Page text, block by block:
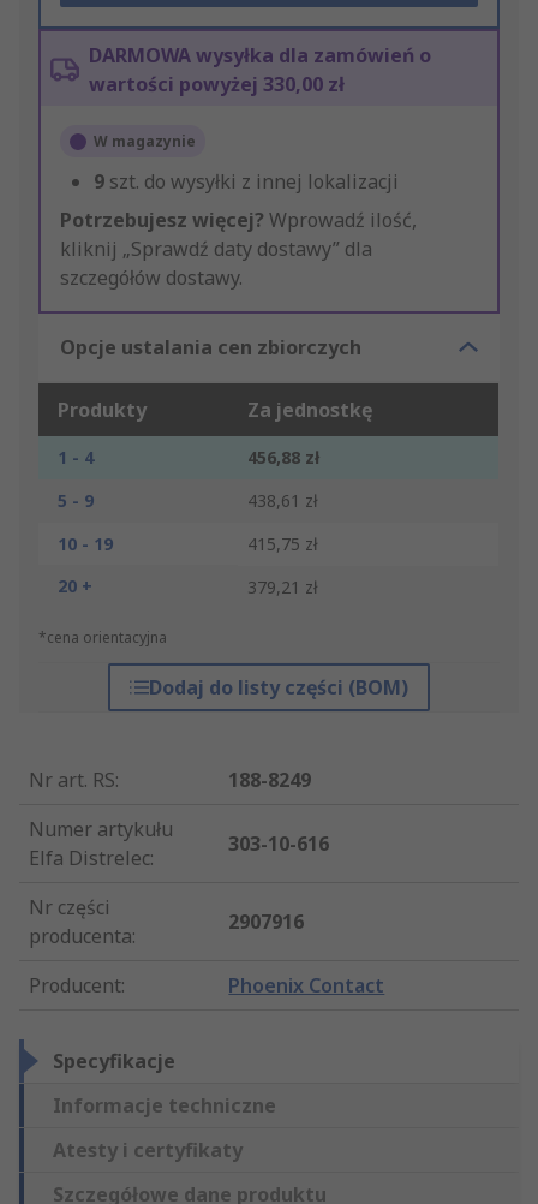
DARMOWA wysyłka dla zamówień o
wartości powyżej 330,00 zł
W magazynie
9 szt. do wysyłki z innej lokalizacji
Potrzebujesz więcej? Wprowadź ilość,
kliknij „Sprawdź daty dostawy” dla
szczegółów dostawy.
Opcje ustalania cen zbiorczych
Produkty Za jednostkę
1 - 4
456,88 zł
5 - 9
438,61 zł
10 - 19
415,75 zł
20 +
379,21 zł
*cena orientacyjna
Dodaj do listy części (BOM)
Nr art. RS:
188-8249
Numer artykułu
Elfa Distrelec:
303-10-616
Nr części
producenta:
2907916
Producent: Phoenix Contact
Specyfikacje
Informacje techniczne
Atesty i certyfikaty
Szczegółowe dane produktu